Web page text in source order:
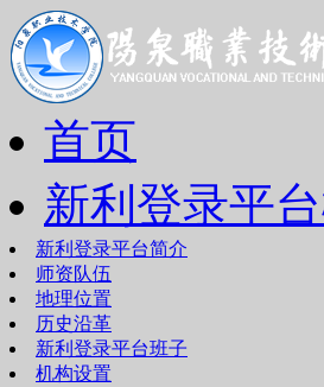
首页
新利登录平
新利登录平台简介
师资队伍
地理位置
历史沿革
新利登录平台班子
机构设置